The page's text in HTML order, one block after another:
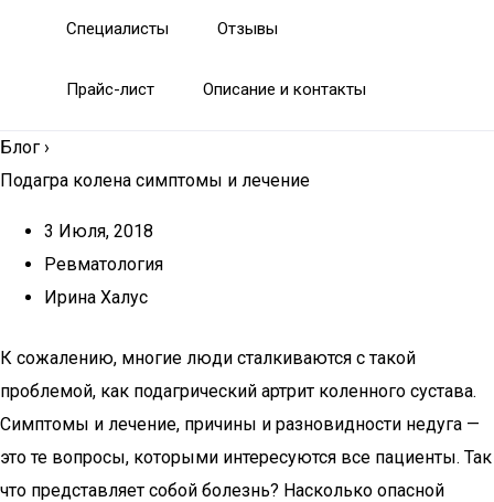
Специалисты Отзывы
Прайс-лист Описание и контакты
Блог ›
Подагра колена симптомы и лечение
3 Июля, 2018
Ревматология
Ирина Халус
К сожалению, многие люди сталкиваются с такой
проблемой, как подагрический артрит коленного сустава.
Симптомы и лечение, причины и разновидности недуга —
это те вопросы, которыми интересуются все пациенты. Так
что представляет собой болезнь? Насколько опасной